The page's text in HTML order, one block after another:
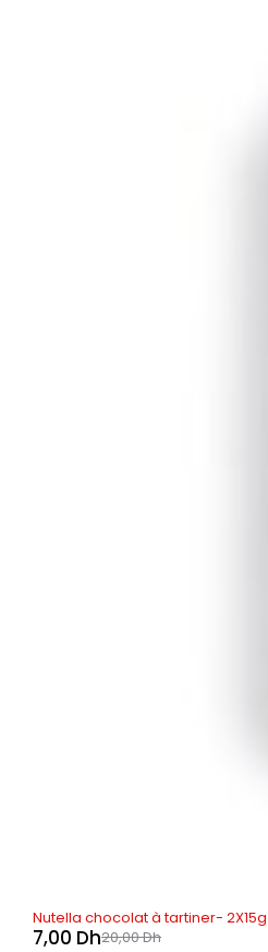
RUPTURE DE STOCKNutella chocolat à tartiner- 2X15g
20,00Dh
7,00 Dh